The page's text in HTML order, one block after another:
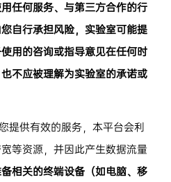
任何服务、与第三方合作的行
自行承担风险，实验室可能提
用的咨询或指导意见在任何时
不应被理解为实验室的承诺或
提供有效的服务，本平台会利
等资源，并因此产生数据流量
相关的终端设备（如电脑、移